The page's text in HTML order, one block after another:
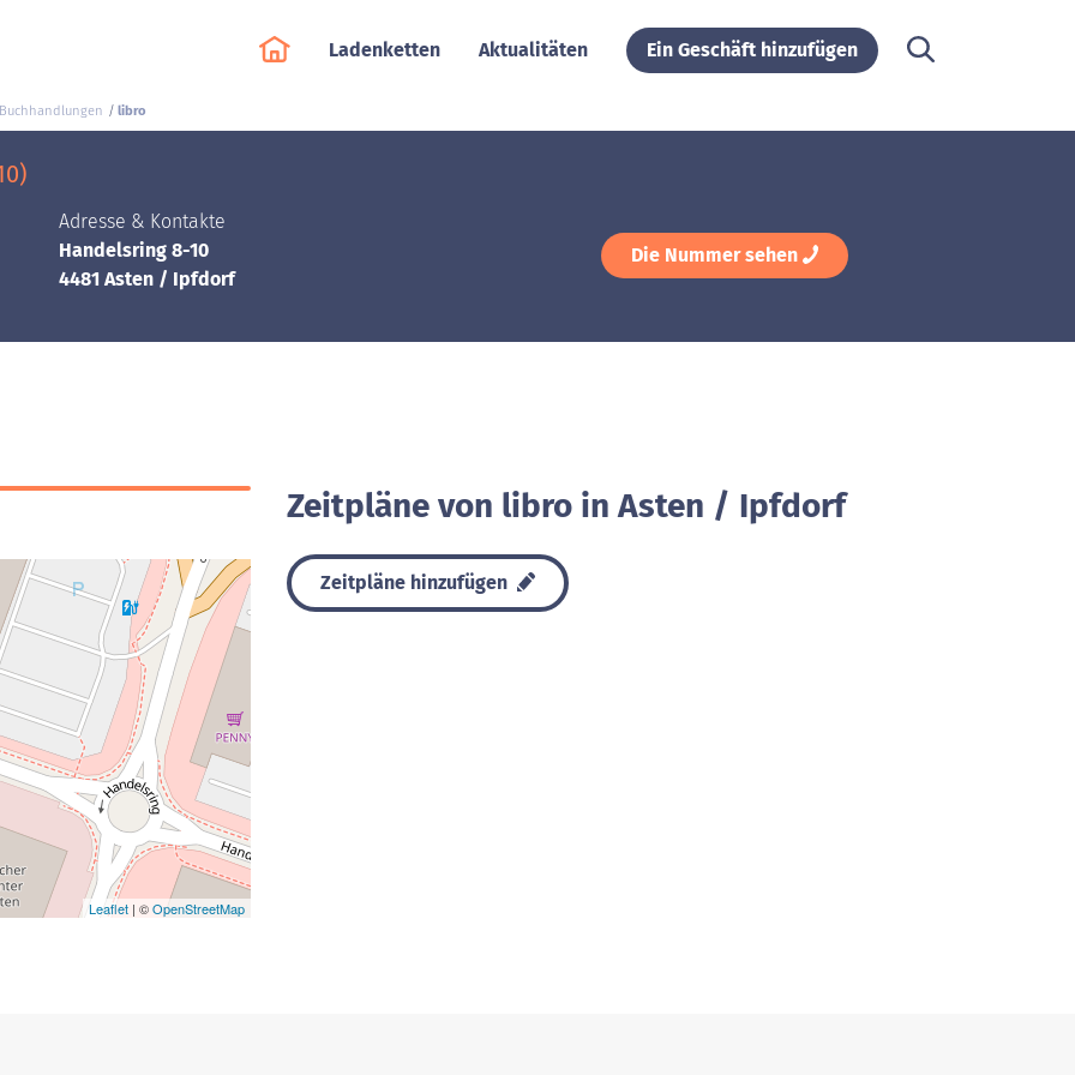
Ladenketten Aktualitäten Ein Geschäft hinzufügen
libro
Adresse & Kontakte
Handelsring 8-10
4481 Asten / Ipfdorf
Die Nummer sehen
Leaflet | ©OpenStreetMap
Zeitpläne von libro in Asten / Ipfdorf
Zeitpläne hinzufügen